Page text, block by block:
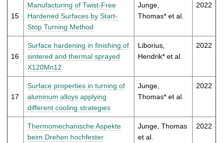
15
Manufacturing of Twist-Free
Hardened Surfaces by Start-
Stop Turning Method
Junge,
Thomas* et al.
2022
16
Surface hardening in finishing of
sintered and thermal sprayed
X120Mn12
Liborius,
Hendrik* et al.
2022
17
Surface properties in turning of
aluminum alloys applying
different cooling strategies
Junge,
Thomas* et al.
2022
Thermomechanische Aspekte
beim Drehen hochfester
Junge, Thomas
et al.
2022